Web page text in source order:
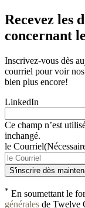
Recevez les
concernant
Inscrivez-vous dès
courriel pour voir nos
bien plus encore!
LinkedIn
Ce champ n’est
inchangé.
le Courriel
* En soumettant le
générales de Twelve